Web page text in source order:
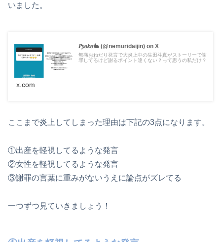
いました。
𝑷𝒚𝒐𝒌𝒐🐇 (@nemuridaijin) on X
無痛おねだり発言で大炎上中の生田斗真がストーリーで謝
罪してるけど謝るポイント違くない？って思うの私だけ？
x.com
ここまで炎上してしまった理由は下記の3点になります。
①出産を軽視してるような発言
②女性を軽視してるような発言
③謝罪の言葉に重みがないうえに論点がズレてる
一つずつ見ていきましょう！